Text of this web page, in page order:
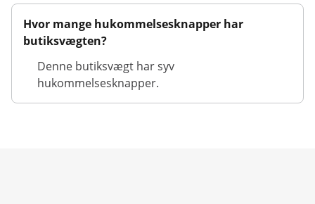
Hvor mange hukommelsesknapper har
butiksvægten?
Denne butiksvægt har syv
hukommelsesknapper.